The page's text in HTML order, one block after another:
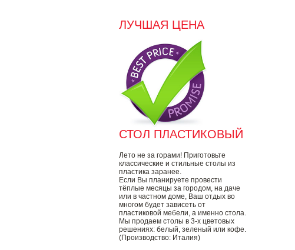
ЛУЧШАЯ ЦЕНА
СТОЛ ПЛАСТИКОВЫЙ
Лето не за горами! Приготовьте
классические и стильные столы из
пластика заранее.
Если Вы планируете провести
тёплые месяцы за городом, на даче
или в частном доме, Ваш отдых во
многом будет зависеть от
пластиковой мебели, а именно стола.
Мы продаем столы в 3-х цветовых
решениях: белый, зеленый или кофе.
(Производство: Италия)